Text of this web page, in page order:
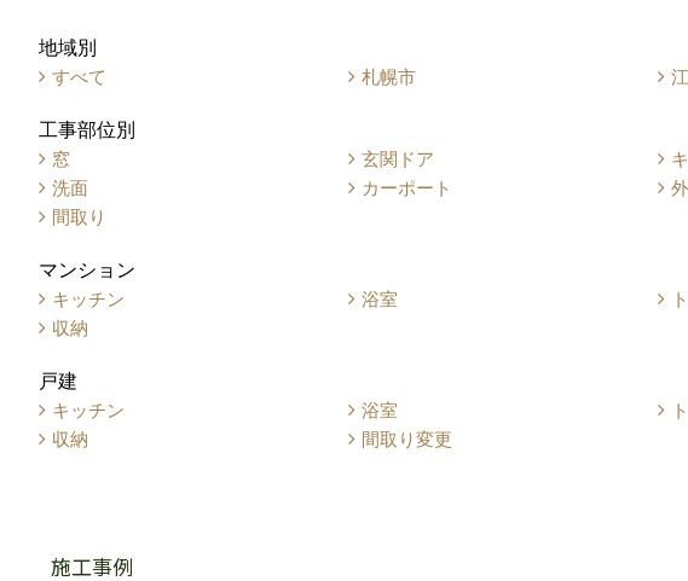
地域別
すべて
札幌市
工事部位別
窓
玄関ドア
洗面
カーポート
間取り
マンション
キッチン
浴室
収納
戸建
キッチン
浴室
収納
間取り変更
施工事例